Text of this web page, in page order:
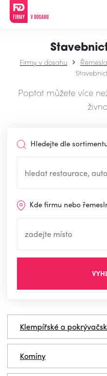
Firmy v dosahu
Poptat můžete více
Hledejte dle
Kde firmu nebo
Klempířské a
Komíny